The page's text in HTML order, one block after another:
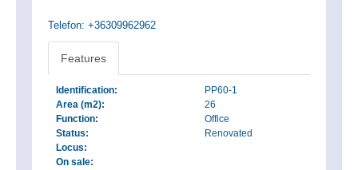
Telefon: +36309962962
Features
Identification:
PP60-1
Area (m2):
26
Function:
Office
Status:
Renovated
Locus:
On sale: